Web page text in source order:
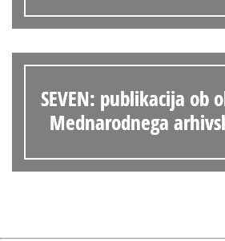
SEVEN: publikacija ob
Mednarodnega